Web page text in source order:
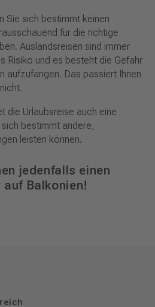
Sie sich bestimmt keinen
für die richtige
Auslandsreisen sind immer
Risiko und es besteht die Gefahr
aufzufangen. Das passiert Ihnen
die Urlaubsreise auch eine
bestimmt andere,
leisten können.
jedenfalls einen
Balkonien!